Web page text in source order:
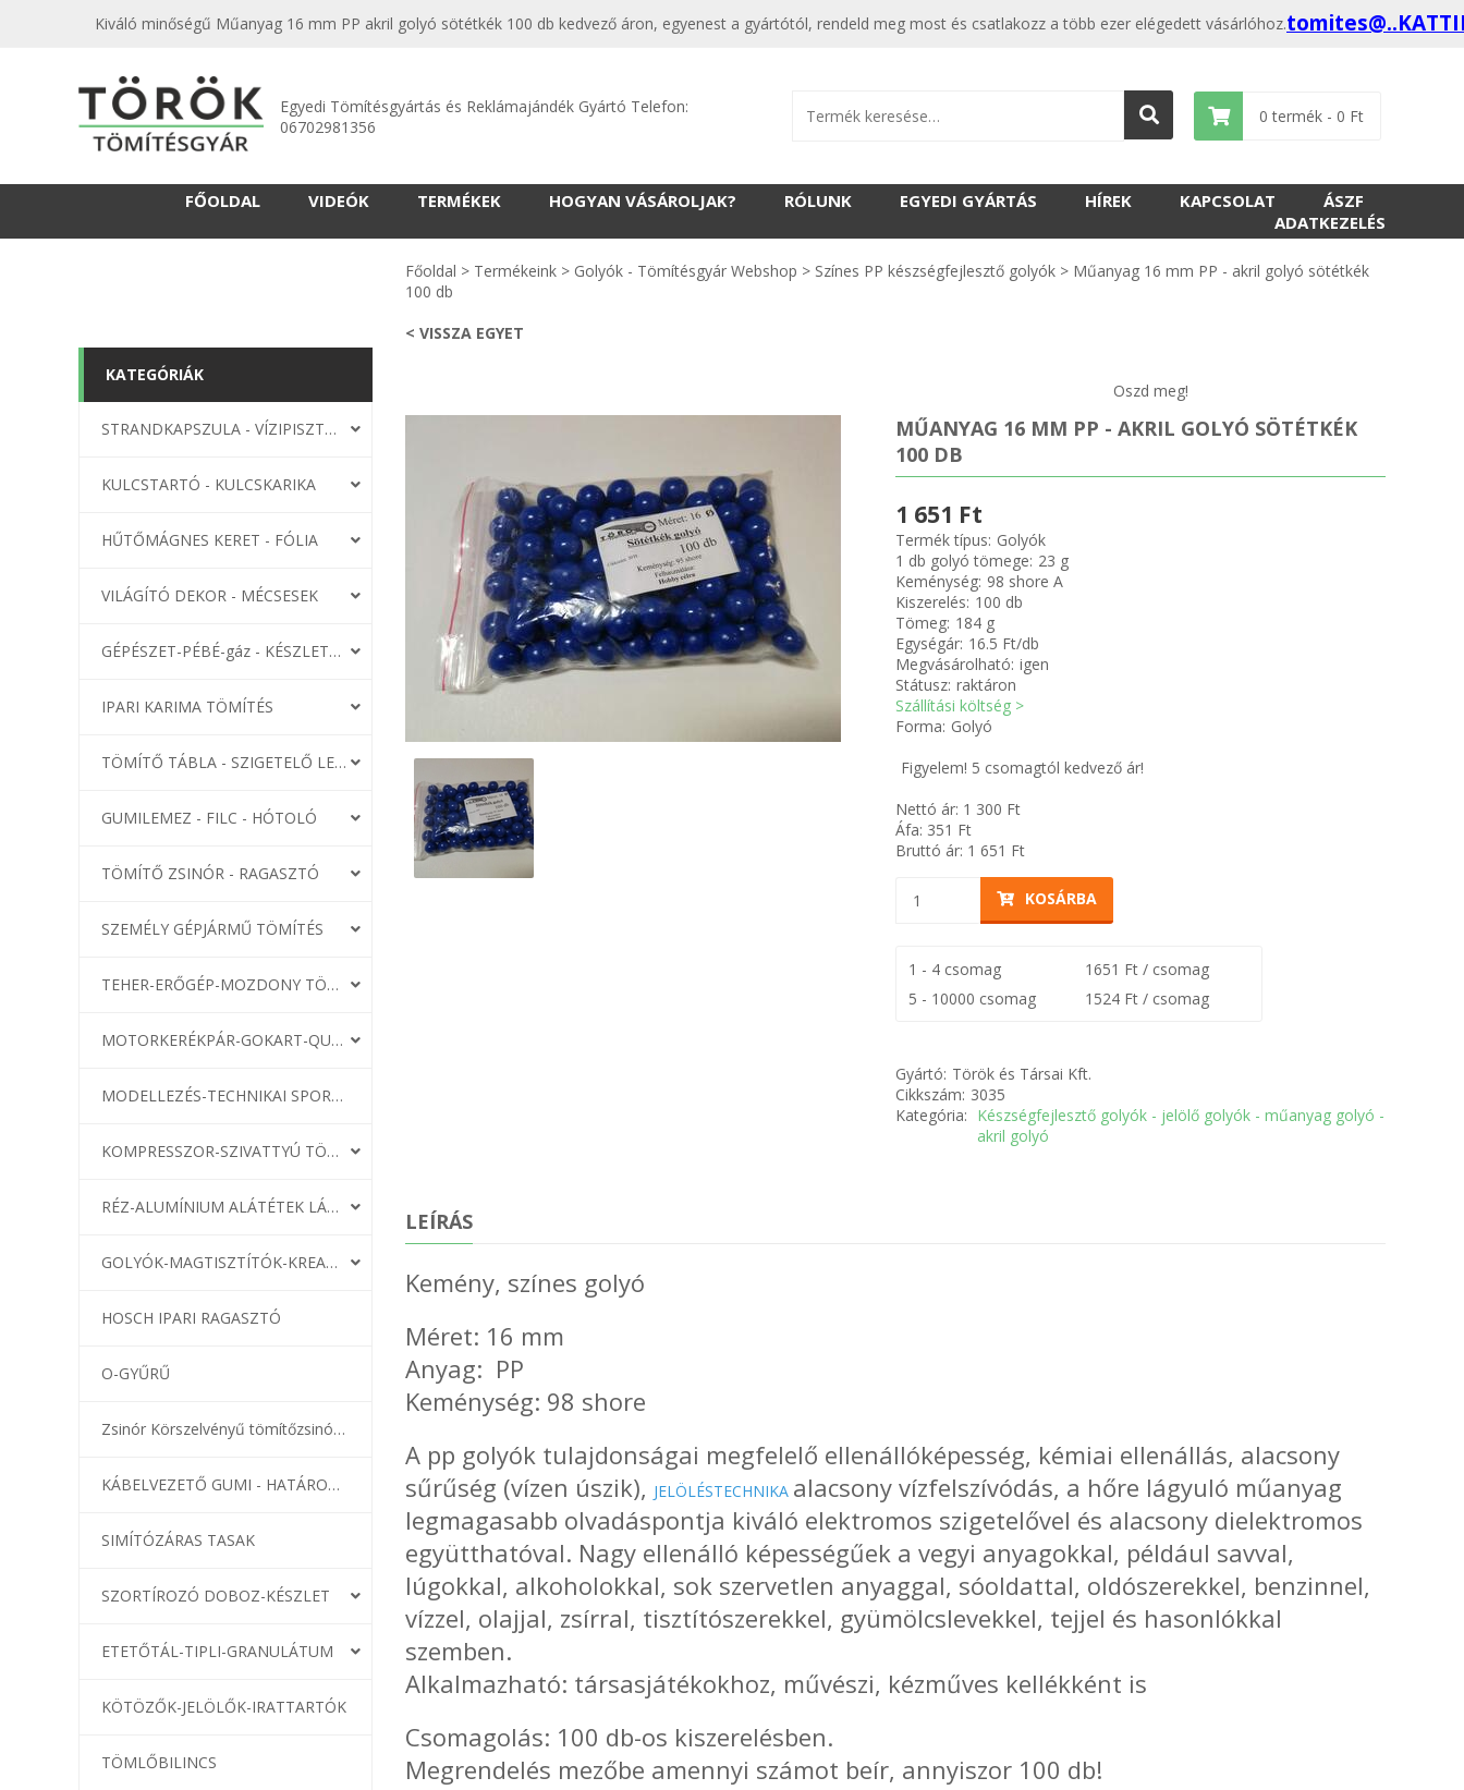
Kiváló minőségű Műanyag 16 mm PP akril golyó sötétkék 100 db kedvező áron, egyenest a gyártótól, rendeld meg most és csatlakozz a több ezer elégedett vásárlóhoz.
Egyedi Tömítésgyártás és Reklámajándék Gyártó Telefon:
06702981356
0 termék - 0 Ft
FŐOLDAL VIDEÓK TERMÉKEK HOGYAN VÁSÁROLJAK? RÓLUNK EGYEDI GYÁRTÁS HÍREK KAPCSOLAT
ÁSZF
ADATKEZELÉS
KATEGÓRIÁK
STRANDKAPSZULA - VÍZIPISZTOLY-FRIZBI
KULCSTARTÓ - KULCSKARIKA
HŰTŐMÁGNES KERET - FÓLIA
VILÁGÍTÓ DEKOR - MÉCSESEK
GÉPÉSZET-PÉBÉ-gáz - KÉSZLETEK
IPARI KARIMA TÖMÍTÉS
TÖMÍTŐ TÁBLA - SZIGETELŐ LEMEZ
GUMILEMEZ - FILC - HÓTOLÓ
TÖMÍTŐ ZSINÓR - RAGASZTÓ
SZEMÉLY GÉPJÁRMŰ TÖMÍTÉS
TEHER-ERŐGÉP-MOZDONY TÖMÍTÉS
MOTORKERÉKPÁR-GOKART-QUAD-CSÓNAKMOTOR TÖMÍTÉS
MODELLEZÉS-TECHNIKAI SPORT-MODELLSPORT
KOMPRESSZOR-SZIVATTYÚ TÖMÍTÉS
RÉZ-ALUMÍNIUM ALÁTÉTEK LÁGYÍTVA
GOLYÓK-MAGTISZTÍTÓK-KREATÍV
HOSCH IPARI RAGASZTÓ
O-GYŰRŰ
Zsinór Körszelvényű tömítőzsinórok
KÁBELVEZETŐ GUMI - HATÁROLÓK
SIMÍTÓZÁRAS TASAK
SZORTÍROZÓ DOBOZ-KÉSZLET
ETETŐTÁL-TIPLI-GRANULÁTUM
KÖTÖZŐK-JELÖLŐK-IRATTARTÓK
TÖMLŐBILINCS
Főoldal > Termékeink > Golyók - Tömítésgyár Webshop > Színes PP készségfejlesztő golyók > Műanyag 16 mm PP - akril golyó sötétkék
100 db
< VISSZA EGYET
Oszd meg!
MŰANYAG 16 MM PP - AKRIL GOLYÓ SÖTÉTKÉK
100 DB
1 651 Ft
Termék típus: Golyók
1 db golyó tömege: 23 g
Keménység: 98 shore A
Kiszerelés: 100 db
Tömeg: 184 g
Egységár: 16.5 Ft/db
Megvásárolható: igen
Státusz: raktáron
Szállítási költség >
Forma: Golyó
Figyelem! 5 csomagtól kedvező ár!
Nettó ár: 1 300 Ft
Áfa: 351 Ft
Bruttó ár: 1 651 Ft
KOSÁRBA
1 - 4 csomag
1651 Ft / csomag
5 - 10000 csomag
1524 Ft / csomag
Gyártó: Török és Társai Kft.
Cikkszám: 3035
Kategória: Készségfejlesztő golyók - jelölő golyók - műanyag golyó -
akril golyó
LEÍRÁS
Kemény, színes golyó
Méret: 16 mm
Anyag: PP
Keménység: 98 shore
A pp golyók tulajdonságai megfelelő ellenállóképesség, kémiai ellenállás, alacsony
sűrűség (vízen úszik), JELÖLÉSTECHNIKA alacsony vízfelszívódás, a hőre lágyuló műanyag
legmagasabb olvadáspontja kiváló elektromos szigetelővel és alacsony dielektromos
együtthatóval. Nagy ellenálló képességűek a vegyi anyagokkal, például savval,
lúgokkal, alkoholokkal, sok szervetlen anyaggal, sóoldattal, oldószerekkel, benzinnel,
vízzel, olajjal, zsírral, tisztítószerekkel, gyümölcslevekkel, tejjel és hasonlókkal
szemben.
Alkalmazható: társasjátékokhoz, művészi, kézműves kellékként is
Csomagolás: 100 db-os kiszerelésben.
Megrendelés mezőbe amennyi számot beír, annyiszor 100 db!